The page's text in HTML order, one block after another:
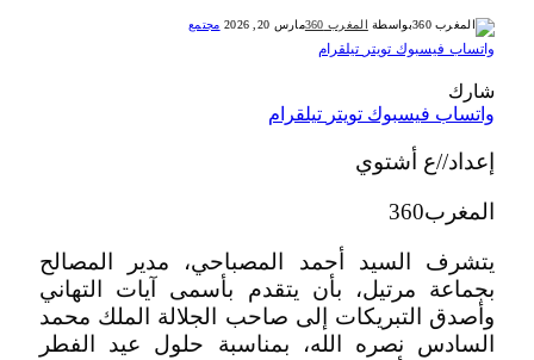
بواسطة المغرب 360 مارس 20, 2026 مجتمع
واتساب فيسبوك تويتر تيلقرام
شارك
واتساب فيسبوك تويتر تيلقرام
إعداد//ع أشتوي
المغرب360
يتشرف السيد أحمد المصباحي، مدير المصالح
بجماعة مرتيل، بأن يتقدم بأسمى آيات التهاني
وأصدق التبريكات إلى صاحب الجلالة الملك محمد
السادس نصره الله، بمناسبة حلول عيد الفطر